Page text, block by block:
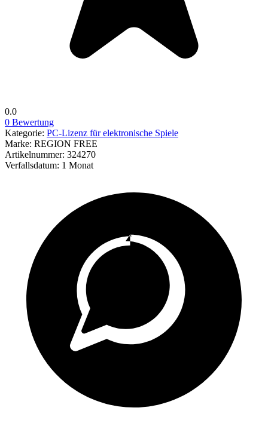
0.0
0 Bewertung
Kategorie: PC-Lizenz für elektronische Spiele
Marke: REGION FREE
Artikelnummer: 324270
Verfallsdatum: 1 Monat